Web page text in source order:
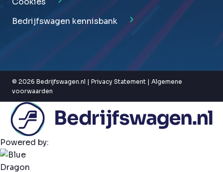
Bedrijfswagen kennisbank
© 2026 Bedrijfswagen.nl | Privacy Statement | Algemene
voorwaarden
Powered by: